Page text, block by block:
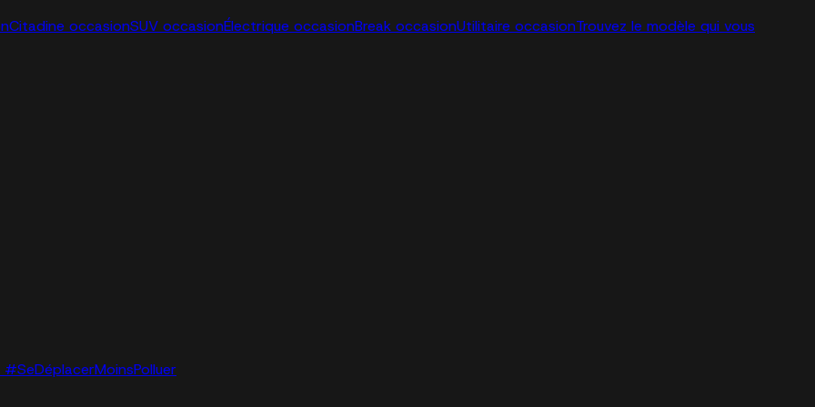
Citadine occasionSUV occasionÉlectrique occasionBreak occasionUtilitaire occasionTrouvez le modèle qui vous